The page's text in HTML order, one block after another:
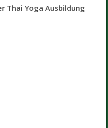
Thai Yoga Ausbildung